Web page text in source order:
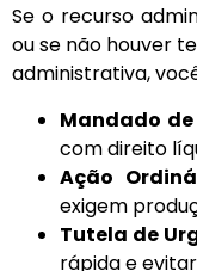
Se o recurso
ou se não houver
administrativa,
Mandado
com direito
Ação
exigem
Tutela de
rápida e